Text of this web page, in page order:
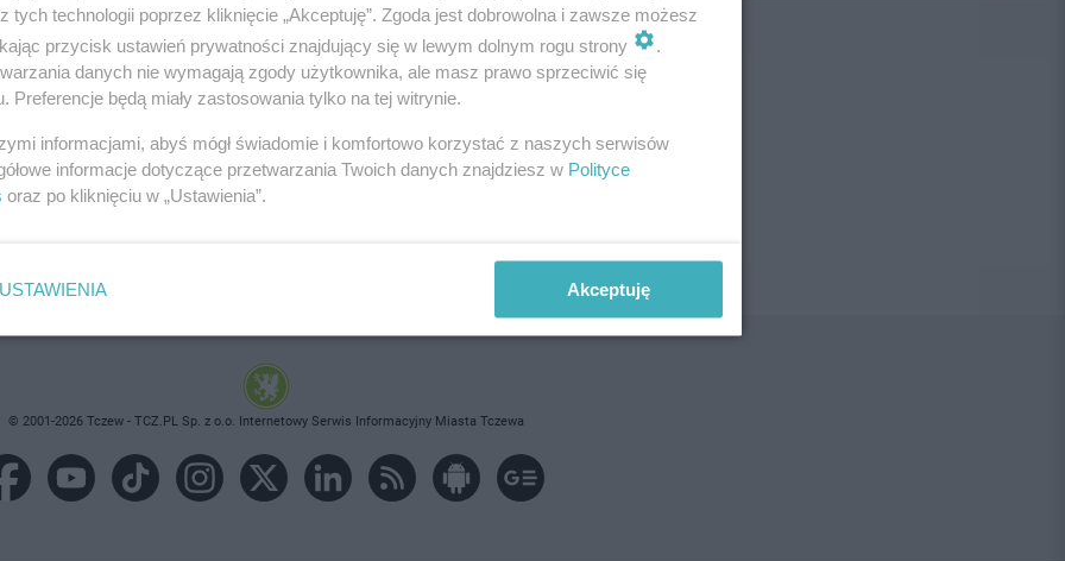
ogłoszenie nie istnieje lub nie jest jeszcze aktywne!
© 2001-2026 Tczew - TCZ.PL Sp. z o.o. Internetowy Serwis Informacyjny Miasta Tczewa
tych technologii poprzez kliknięcie „Akceptuję”. Zgoda jest dobrowolna i zawsze możesz
przycisk ustawień prywatności znajdujący się w lewym dolnym rogu strony
danych nie wymagają zgody użytkownika, ale masz prawo sprzeciwić się
Preferencje będą miały zastosowania tylko na tej witrynie.
informacjami, abyś mógł świadomie i komfortowo korzystać z naszych serwisów
informacje dotyczące przetwarzania Twoich danych znajdziesz w Polityce
oraz po kliknięciu w „Ustawienia”.
USTAWIENIA Akceptuję